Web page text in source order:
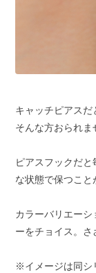
キャッチピアスだ
そんな方おられま
ピアスフックだ
な状態で保つこと
カラーバリエー
ーをチョイス。
※イメージは同シ